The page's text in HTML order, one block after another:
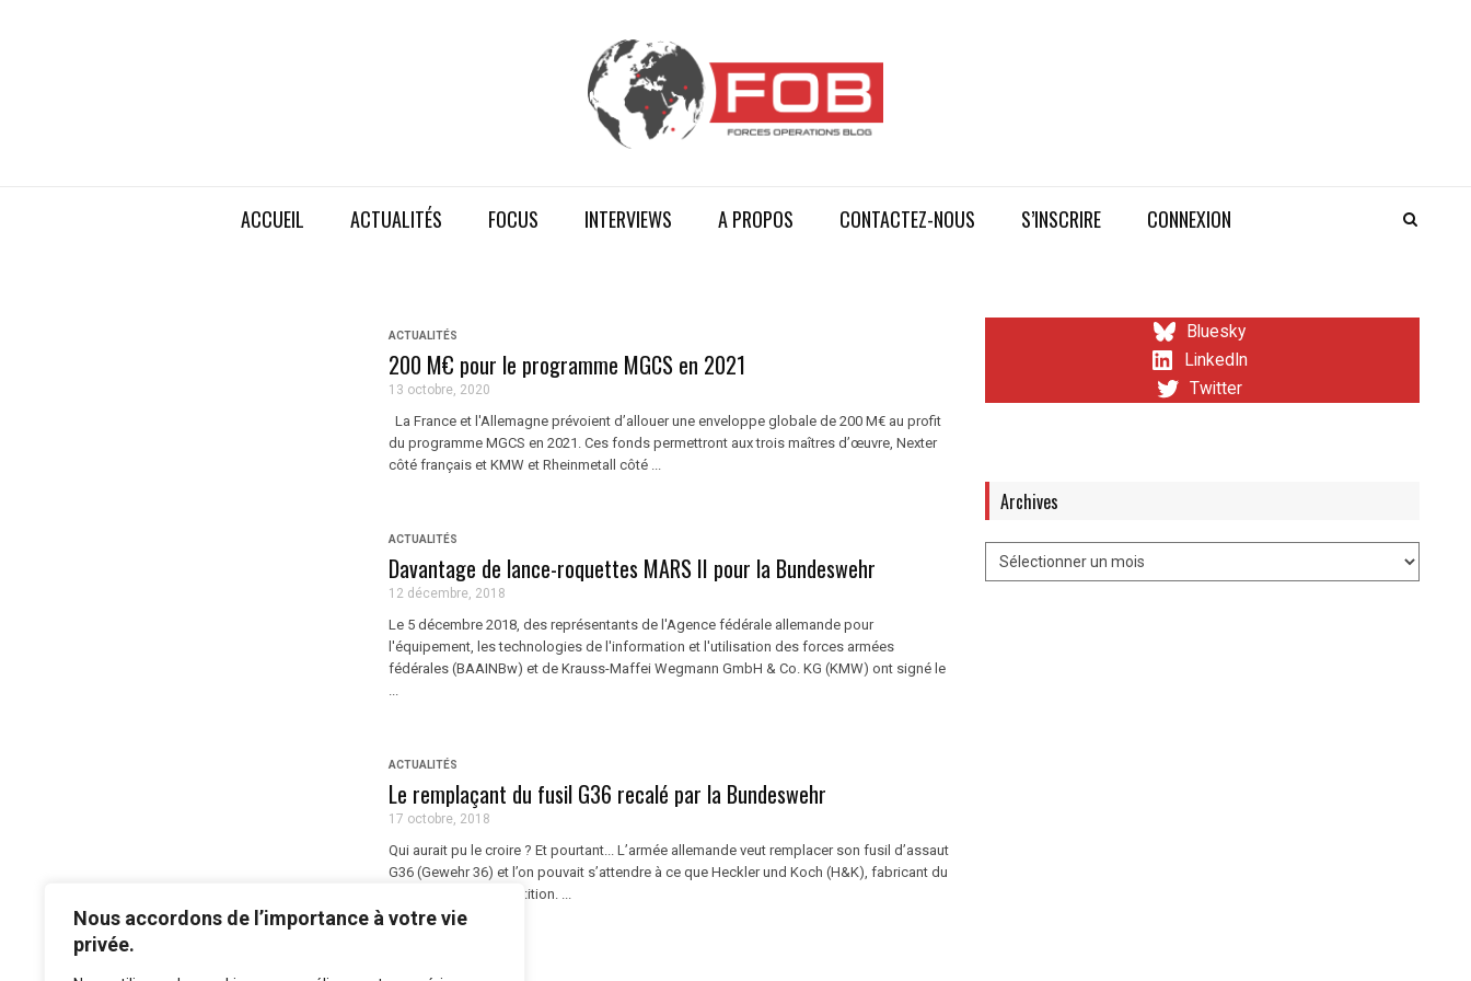
Nous accordons de l’importance à votre vie
privée.
ACCUEIL ACTUALITÉS FOCUS INTERVIEWS A PROPOS CONTACTEZ-NOUS S’INSCRIRE CONNEXION
ACTUALITÉS
200 M€ pour le programme MGCS en 2021
13 octobre, 2020
La France et l'Allemagne prévoient d’allouer une enveloppe globale de 200 M€ au profit
du programme MGCS en 2021. Ces fonds permettront aux trois maîtres d’œuvre, Nexter
côté français et KMW et Rheinmetall côté ...
ACTUALITÉS
Davantage de lance-roquettes MARS II pour la Bundeswehr
12 décembre, 2018
Le 5 décembre 2018, des représentants de l'Agence fédérale allemande pour
l'équipement, les technologies de l'information et l'utilisation des forces armées
fédérales (BAAINBw) et de Krauss-Maffei Wegmann GmbH & Co. KG (KMW) ont signé le
...
ACTUALITÉS
Le remplaçant du fusil G36 recalé par la Bundeswehr
17 octobre, 2018
Qui aurait pu le croire ? Et pourtant... L’armée allemande veut remplacer son fusil d’assaut
G36 (Gewehr 36) et l’on pouvait s’attendre à ce que Heckler und Koch (H&K), fabricant du
G36, gagne la compétition. ...
Bluesky
LinkedIn
Twitter
Archives